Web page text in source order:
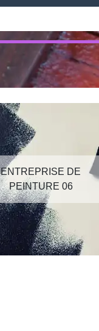
ENTREPRISE DE
PEINTURE 06